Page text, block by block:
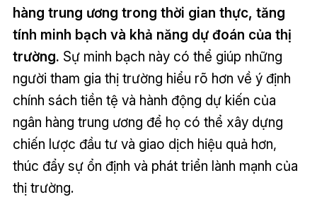
hàng trung ương trong thời gian thực, tăng
tính minh bạch và khả năng dự đoán của thị
trường. Sự minh bạch này có thể giúp những
người tham gia thị trường hiểu rõ hơn về ý định
chính sách tiền tệ và hành động dự kiến ​​của
ngân hàng trung ương để họ có thể xây dựng
chiến lược đầu tư và giao dịch hiệu quả hơn,
thúc đẩy sự ổn định và phát triển lành mạnh của
thị trường.